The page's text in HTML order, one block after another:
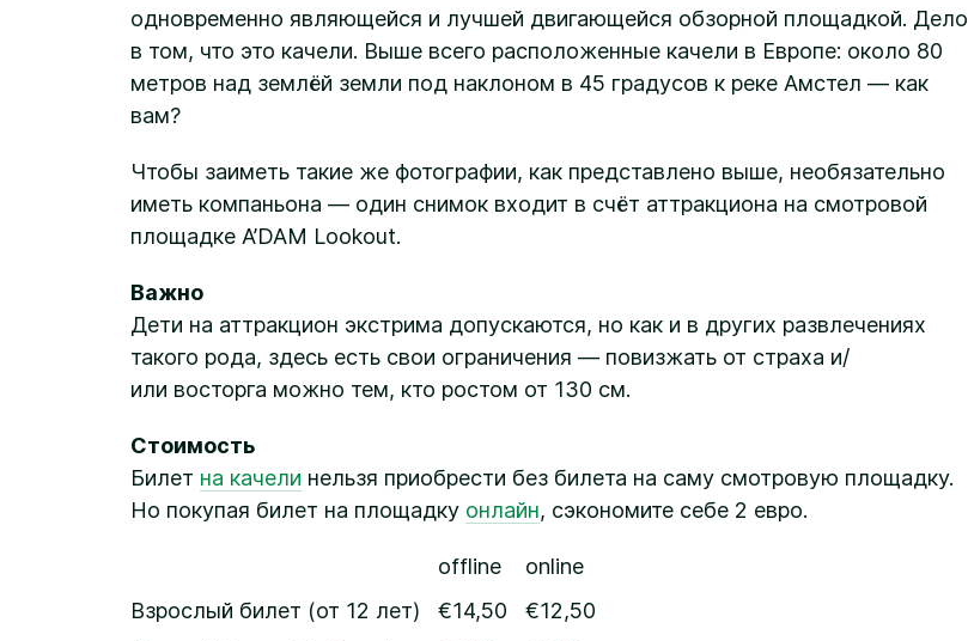
одновременно являющейся и лучшей двигающейся обзорной площадкой. Дело
в том, что это качели. Выше всего расположенные качели в Европе: около 80
метров над землёй земли под наклоном в 45 градусов к реке Амстел — как
вам?
Чтобы заиметь такие же фотографии, как представлено выше, необязательно
иметь компаньона — один снимок входит в счёт аттракциона на смотровой
площадке A’DAM Lookout.
Важно
Дети на аттракцион экстрима допускаются, но как и в других развлечениях
такого рода, здесь есть свои ограничения — повизжать от страха и/
или восторга можно тем, кто ростом от 130 см.
Стоимость
Билет на качели нельзя приобрести без билета на саму смотровую площадку.
Но покупая билет на площадку онлайн, сэкономите себе 2 евро.
offline
online
Взрослый билет (от 12 лет)
€14,50
€12,50